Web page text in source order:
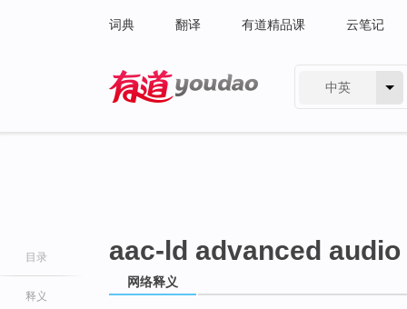
词典 翻译 有道精品课 云笔记
中英
目录
释义
aac-ld advanced
网络释义